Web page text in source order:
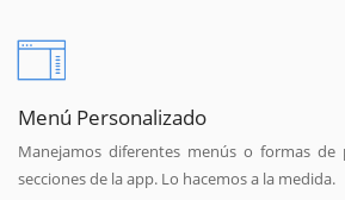
Menú Personalizado
Manejamos diferentes menús o formas de
secciones de la app. Lo hacemos a la medida.